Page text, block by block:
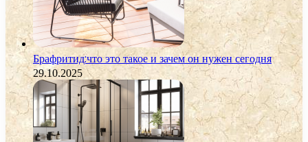
Брафритид:что это такое и зачем он нужен сегодня
29.10.2025